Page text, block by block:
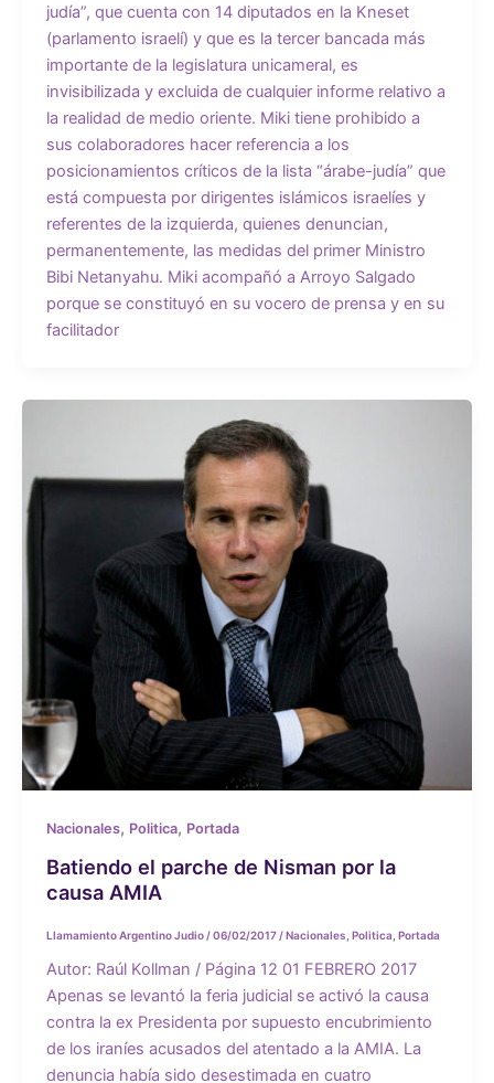
judía”, que cuenta con 14 diputados en la Kneset
(parlamento israelí) y que es la tercer bancada más
importante de la legislatura unicameral, es
invisibilizada y excluida de cualquier informe relativo a
la realidad de medio oriente. Miki tiene prohibido a
sus colaboradores hacer referencia a los
posicionamientos críticos de la lista “árabe-judía” que
está compuesta por dirigentes islámicos israelíes y
referentes de la izquierda, quienes denuncian,
permanentemente, las medidas del primer Ministro
Bibi Netanyahu. Miki acompañó a Arroyo Salgado
porque se constituyó en su vocero de prensa y en su
facilitador
Nacionales, Politica, Portada
Batiendo el parche de Nisman por la
causa AMIA
Llamamiento Argentino Judio /06/02/2017 /Nacionales Politica Portada
Autor: Raúl Kollman / Página 12 01 FEBRERO 2017
Apenas se levantó la feria judicial se activó la causa
contra la ex Presidenta por supuesto encubrimiento
de los iraníes acusados del atentado a la AMIA. La
denuncia había sido desestimada en cuatro